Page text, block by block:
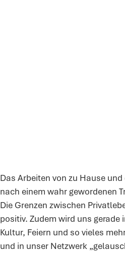
Das Arbeiten von zu Hause
nach einem wahr gewordenen
Die Grenzen zwischen
positiv. Zudem wird uns
Kultur, Feiern und so vieles
und in unser Netzwerk